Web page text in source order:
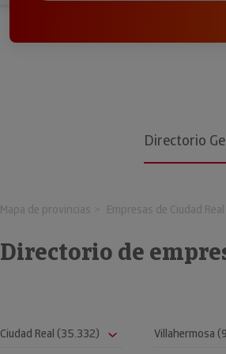
Directorio
Mapa de provincias Empresas de Ciudad Real
Directorio de